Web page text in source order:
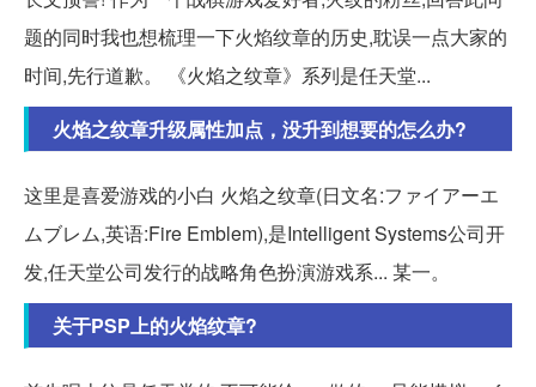
题的同时我也想梳理一下火焰纹章的历史,耽误一点大家的
时间,先行道歉。 《火焰之纹章》系列是任天堂...
火焰之纹章升级属性加点，没升到想要的怎么办?
这里是喜爱游戏的小白 火焰之纹章(日文名:ファイアーエ
ムブレム,英语:Fire Emblem),是Intelligent Systems公司开
发,任天堂公司发行的战略角色扮演游戏系... 某一。
关于PSP上的火焰纹章?